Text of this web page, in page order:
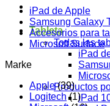
Tableta
Todas las
iPad
Productos
iPad
iPad de Apple
Samsung Galaxy
Accesorios para
Microsoft Surface
Marke
Apple (39)
Logitech (1)